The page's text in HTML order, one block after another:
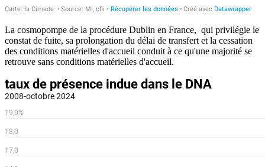
La cosmopompe de la procédure Dublin en France, qui privilégie le
constat de fuite, sa prolongation du délai de transfert et la cessation
des conditions matérielles d'accueil conduit à ce qu'une majorité se
retrouve sans conditions matérielles d'accueil.